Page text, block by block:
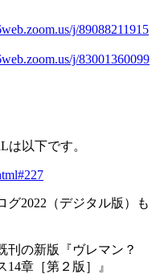
j/89088211915
j/83001360099
は以下です。
グ2022 （デジタル版）も
刊の新版『ヴレマン？
14章［第２版］』